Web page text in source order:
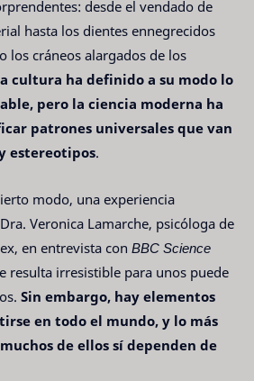
desde el vendado de
hasta los dientes ennegrecidos
los cráneos alargados de los
cultura ha definido a su modo lo
pero la ciencia moderna ha
patrones universales que van
estereotipos.
modo, una experiencia
Veronica Lamarche, psicóloga de
en entrevista con BBC Science
resulta irresistible para unos puede
Sin embargo, hay elementos
en todo el mundo, y lo más
de ellos sí dependen de